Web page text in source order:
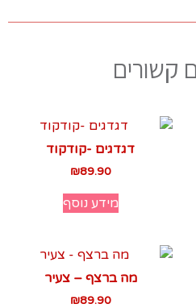
קשורים
דגדגים -קודקוד
₪89.90
מידע נוסף
מה ברצף – צעיר
₪89.90